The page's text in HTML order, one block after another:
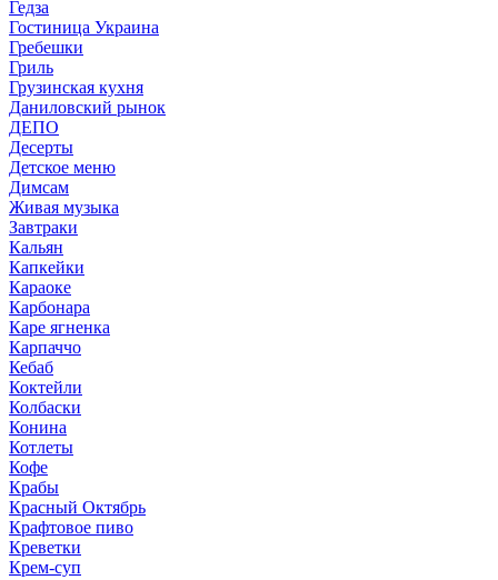
Гедза
Гостиница Украина
Гребешки
Гриль
Грузинская кухня
Даниловский рынок
ДЕПО
Десерты
Детское меню
Димсам
Живая музыка
Завтраки
Кальян
Капкейки
Караоке
Карбонара
Каре ягненка
Карпаччо
Кебаб
Коктейли
Колбаски
Конина
Котлеты
Кофе
Крабы
Красный Октябрь
Крафтовое пиво
Креветки
Крем-суп